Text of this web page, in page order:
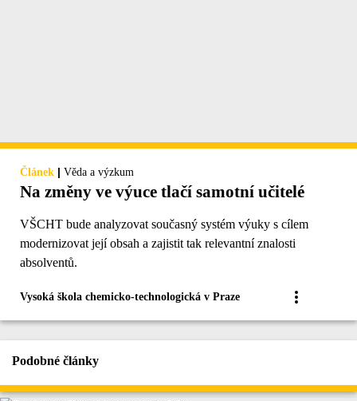
Článek | Věda a výzkum
Na změny ve výuce tlačí samotní učitelé
VŠCHT bude analyzovat současný systém výuky s cílem
modernizovat její obsah a zajistit tak relevantní znalosti
absolventů.
Vysoká škola chemicko-technologická v Praze
Podobné články